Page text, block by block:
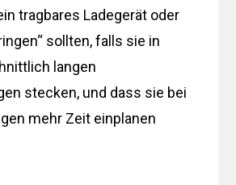
tragbares Ladegerät oder
sollten, falls sie in
langen
stecken, und dass sie bei
mehr Zeit einplanen